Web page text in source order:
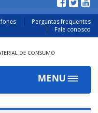
Perguntas frequentes
Fale conosco
DE CONSUMO
MENU
Toggle